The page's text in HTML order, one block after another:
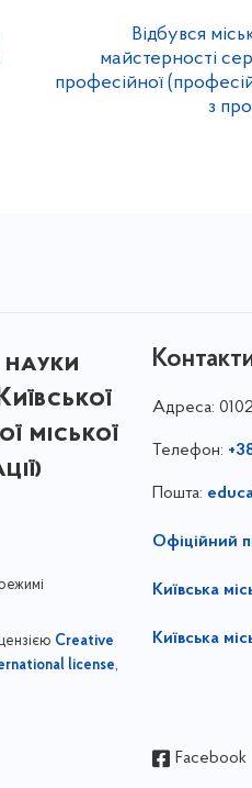
Відбувся
майстерності
професійної
з
науки
міської
Creative
license,
Адреса:
Телефон:
Пошта:
Офіційний
Київська
Київська
Facebook